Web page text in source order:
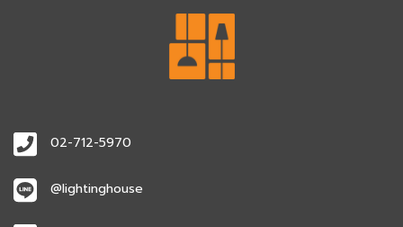
02-712-5970
@lightinghouse